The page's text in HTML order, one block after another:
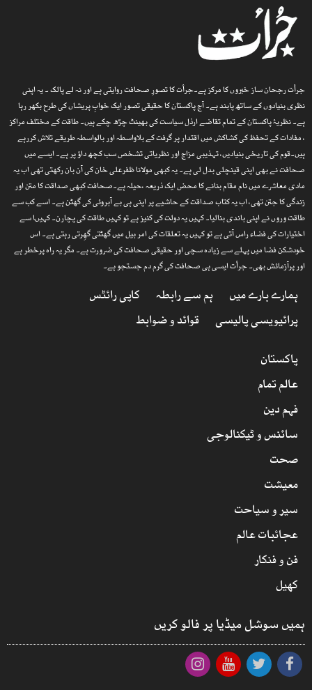
جرأت رجحان ساز خبروں کا مرکز ہے۔جرأت کا تصورِ صحافت روایتی ہے اور نہ لے پالک ۔ یہ اپنی
نظری بنیادوں کے ساتھ پابند ہے۔ آج پاکستان کا حقیقی تصور ایک خوابِ پریشاں کی طرح بکھر رہا
ہے۔ نظریۂ پاکستان کے تمام تقاضے ارذل سیاست کی بھینٹ چڑھ چکے ہیں۔ طاقت کے مختلف مراکز
، مفادات کے تحفظ کی کشاکش میں اقتدار پر گرفت کے بلاواسطہ اور بالواسطہ طریقے تلاش کررہے
ہیں۔قوم کی تاریخی بنیادیں، تہذیبی مزاج اور نظریاتی تشخص سب کچھ داؤ پر ہے۔ ایسے میں
صحافت نے بھی اپنی قینچلی بدل لی ہے۔ یہ کبھی مولانا ظفرعلی خان کی آن بان رکھتی تھی اب یہ
مادی معاشرے میں نام مقام بنانے کا محض ایک ذریعہ ،حیلہ ہے۔صحافت کبھی صداقت کا متن اور
زندگی کا جتن تھی، اب یہ کتاب صداقت کے حاشیے پر اپنی ہی بے آبروئی کی گھٹن ہے۔ اسے کب سے
طاقت وروں نے اپنی باندی بنالیا۔ کہیں یہ دولت کی کنیز ہے تو کہیں طاقت کی پچارن۔ کہیںا سے
اختیارات کی فضاء راس آتی ہے تو کہیں یہ تعلقات کی امر بیل میں گھٹتی گھِرتی رہتی ہے۔ اس
خودشکن فضا میں پہلے سے زیادہ سچی اور حقیقی صحافت کی ضرورت ہے۔ مگر یہ راہ پرخطر ہے
اور پرآزمائش بھی۔ جرأت ایسی ہی صحافت کی گرم دم جستجو ہے۔
ہمارے بارے میں ہم سے رابطہ
کاپی رائٹس
پرائیویسی پالیسی
قوائد و ضوابط
پاکستان
عالم تمام
فہم دین
سائنس و ٹیکنالوجی
صحت
معیشت
سیر و سیاحت
عجائبات عالم
فن و فنکار
کھیل
ہمیں سوشل میڈیا پر فالو کریں